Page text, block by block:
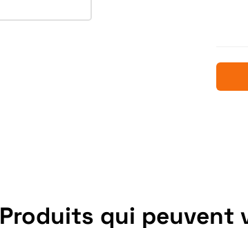
Produits qui peuvent